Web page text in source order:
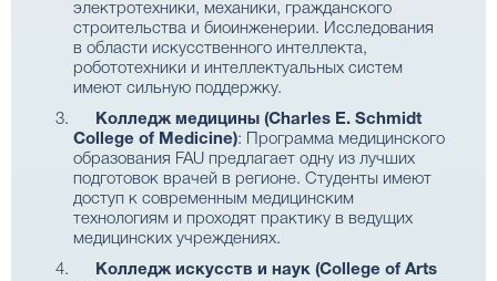
электротехники, механики, гражданского
строительства и биоинженерии. Исследования
в области искусственного интеллекта,
робототехники и интеллектуальных систем
имеют сильную поддержку.
Колледж медицины (Charles E. Schmidt
College of Medicine): Программа медицинского
образования FAU предлагает одну из лучших
подготовок врачей в регионе. Студенты имеют
доступ к современным медицинским
технологиям и проходят практику в ведущих
медицинских учреждениях.
Колледж искусств и наук (College of Arts